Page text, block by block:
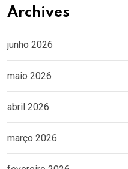
Archives
junho 2026
maio 2026
abril 2026
março 2026